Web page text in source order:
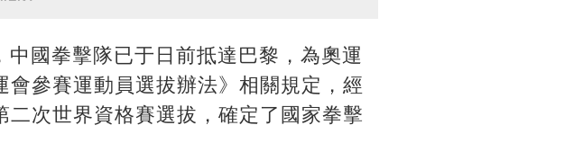
國拳擊隊已于日前抵達巴黎，為奧運
參賽運動員選拔辦法》相關規定，經
次世界資格賽選拔，確定了國家拳擊